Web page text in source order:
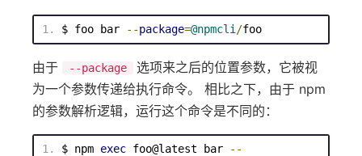
$ foo bar --package=@npmcli /foo
由于 --package
选项来之后的位置参数，它被视
为一个参数传递给执行命令。 相比之下，由于 npm
的参数解析逻辑，运行这个命令是不同的：
$ npm exec foo@latest bar
--